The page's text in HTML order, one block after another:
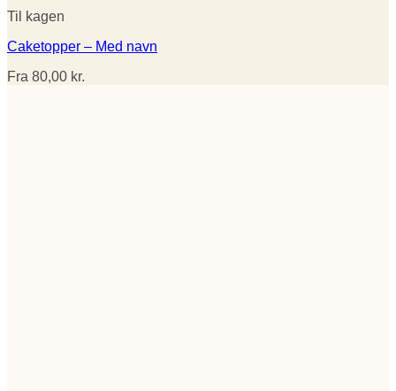
Til kagen
Caketopper – Med navn
Fra 80,00 kr.